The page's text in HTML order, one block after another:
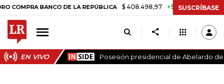
BANCO DE LA REPÚBLICA $ 408.498,97 +$ 8.753,81 +2,19%
SUSCRÍBASE
EN VIVO Posesión presidencial de Abelardo de